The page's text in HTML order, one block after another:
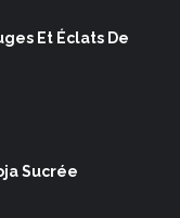
Et Éclats De
Sucrée